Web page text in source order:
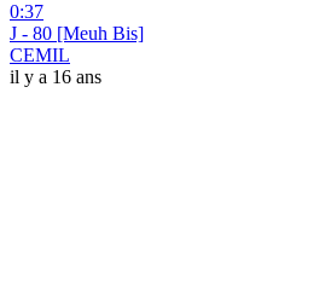
0:37
J - 80 [Meuh Bis]
CEMIL
il y a 16 ans